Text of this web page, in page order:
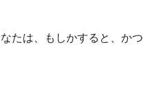
たは、もしかすると、かつ